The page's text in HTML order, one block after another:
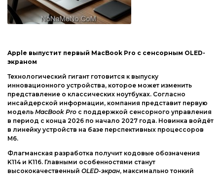
Apple выпустит первый MacBook Pro с сенсорным OLED-
экраном
Технологический гигант готовится к выпуску
инновационного устройства, которое может изменить
представление о классических ноутбуках. Согласно
инсайдерской информации, компания представит первую
модель MacBook Pro с поддержкой сенсорного управления
в период с конца 2026 по начало 2027 года. Новинка войдёт
в линейку устройств на базе перспективных процессоров
M6.
Флагманская разработка получит кодовые обозначения
K114 и K116. Главными особенностями станут
высококачественный OLED-экран, максимально тонкий